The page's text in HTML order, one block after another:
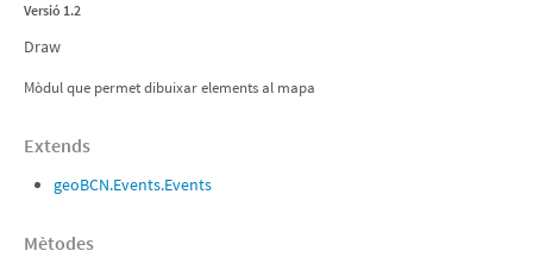
Versió 1.2
Draw
Mòdul que permet dibuixar elements al mapa
Extends
geoBCN.Events.Events
Mètodes